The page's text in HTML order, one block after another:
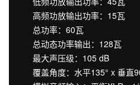
高频功放输出功率：15瓦
总功率：60瓦
总动态功率输出：128瓦
最大声压级：105 dB
覆盖角度：水平135° x 垂直